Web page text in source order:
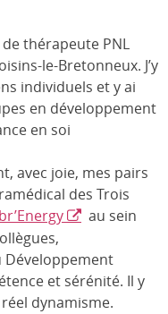
de thérapeute PNL
le-Bretonneux. J’y
individuels et y ai
en développement
en soi
avec joie, mes pairs
des Trois
au sein
Développement
et sérénité. Il y
dynamisme.